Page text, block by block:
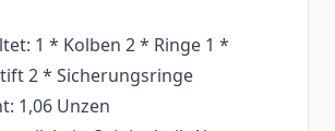
1 * Kolben 2 * Ringe 1 *
2 * Sicherungsringe
1,06 Unzen